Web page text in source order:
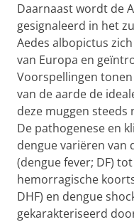
Daarnaast wordt de
gesignaleerd in het
Aedes albopictus
van Europa en
Voorspellingen
van de aarde de
deze muggen
De pathogenese en
dengue variëren van
(dengue fever; DF)
hemorragische
DHF) en dengue
gekarakteriseerd